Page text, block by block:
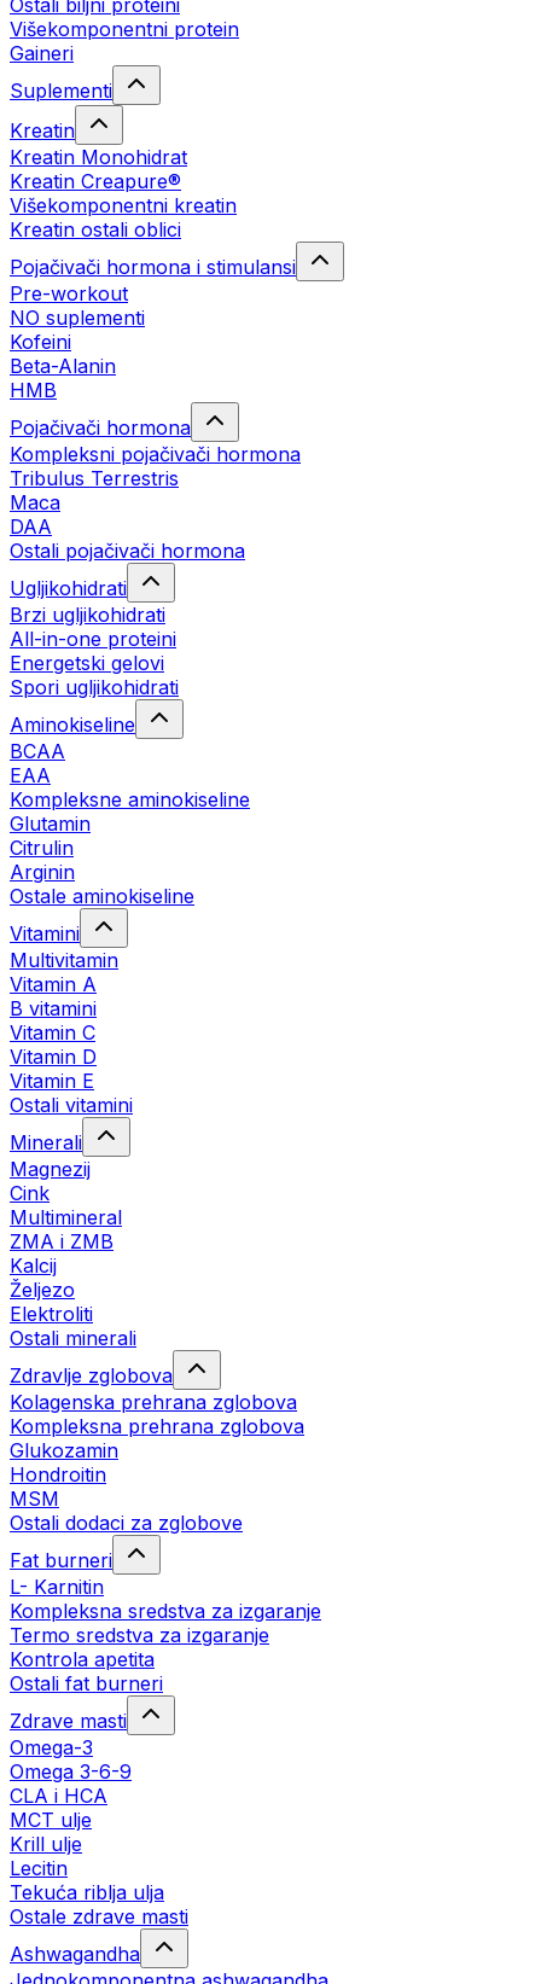
Ostali biljni proteini
Višekomponentni protein
Gaineri
Suplementi
Kreatin
Kreatin Monohidrat
Kreatin Creapure®
Višekomponentni kreatin
Kreatin ostali oblici
Pojačivači hormona i stimulansi
Pre-workout
NO suplementi
Kofeini
Beta-Alanin
HMB
Pojačivači hormona
Kompleksni pojačivači hormona
Tribulus Terrestris
Maca
DAA
Ostali pojačivači hormona
Ugljikohidrati
Brzi ugljikohidrati
All-in-one proteini
Energetski gelovi
Spori ugljikohidrati
Aminokiseline
BCAA
EAA
Kompleksne aminokiseline
Glutamin
Citrulin
Arginin
Ostale aminokiseline
Vitamini
Multivitamin
Vitamin A
B vitamini
Vitamin C
Vitamin D
Vitamin E
Ostali vitamini
Minerali
Magnezij
Cink
Multimineral
ZMA i ZMB
Kalcij
Željezo
Elektroliti
Ostali minerali
Zdravlje zglobova
Kolagenska prehrana zglobova
Kompleksna prehrana zglobova
Glukozamin
Hondroitin
MSM
Ostali dodaci za zglobove
Fat burneri
L- Karnitin
Kompleksna sredstva za izgaranje
Termo sredstva za izgaranje
Kontrola apetita
Ostali fat burneri
Zdrave masti
Omega-3
Omega 3-6-9
CLA i HCA
MCT ulje
Krill ulje
Lecitin
Tekuća riblja ulja
Ostale zdrave masti
Ashwagandha